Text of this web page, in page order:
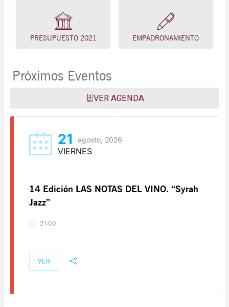
PRESUPUESTO 2021 EMPADRONAMIENTO
Próximos Eventos
VER AGENDA
21 agosto, 2026
VIERNES
14 Edición LAS NOTAS DEL VINO. “Syrah
Jazz”
21:00
VER